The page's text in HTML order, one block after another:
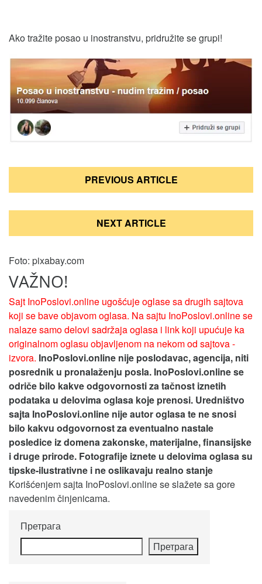
Ako tražite posao u inostranstvu, pridružite se grupi!
Кретање
PREVIOUS ARTICLE
NEXT ARTICLE
Foto: pixabay.com
VAŽNO!
Sajt InoPoslovi.online ugošćuje oglase sa drugih sajtova
koji se bave objavom oglasa. Na sajtu InoPoslovi.online se
nalaze samo delovi sadržaja oglasa i link koji upućuje ka
originalnom oglasu objavljenom na nekom od sajtova -
izvora. InoPoslovi.online nije poslodavac, agencija, niti
posrednik u pronalaženju posla. InoPoslovi.online se
odriče bilo kakve odgovornosti za tačnost iznetih
podataka u delovima oglasa koje prenosi. Uredništvo
sajta InoPoslovi.online nije autor oglasa te ne snosi
bilo kakvu odgovornost za eventualno nastale
posledice iz domena zakonske, materijalne, finansijske
i druge prirode. Fotografije iznete u delovima oglasa su
tipske-ilustrativne i ne oslikavaju realno stanje
Korišćenjem sajta InoPoslovi.online se slažete sa gore
navedenim činjenicama.
Претрага
Претрага